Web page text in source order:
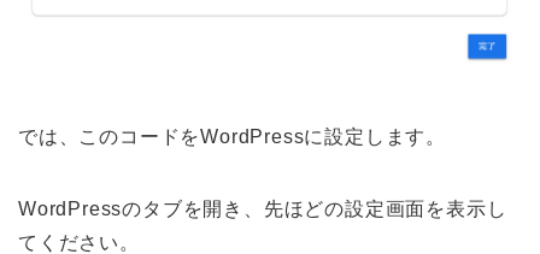
では、このコードをWordPressに設定します。
WordPressのタブを開き、先ほどの設定画面を表示し
てください。